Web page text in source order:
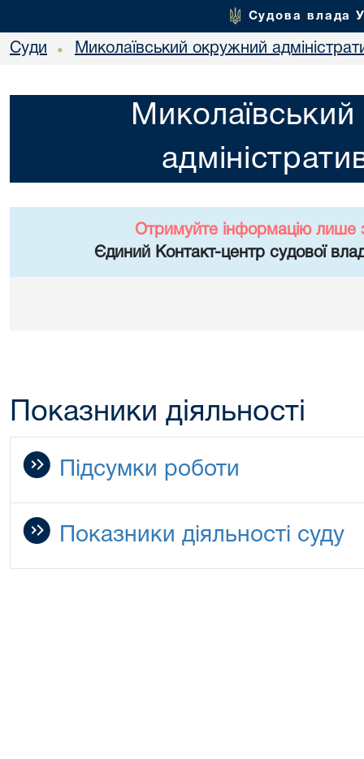
Судова влада
Суди • Миколаївський окружний
Отримуйте інформацію лише
Єдиний Контакт-центр судової
Показники діяльності
Підсумки роботи
Показники діяльності суду